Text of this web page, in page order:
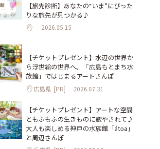
【旅先診断】あなたの“いま”にぴった
りな旅先が見つかる♪
2026.05.15
【チケットプレゼント】水辺の世界か
ら浮世絵の世界へ。「広島もとまち水
族館」ではじまるアートさんぽ
広島県 [PR] 2026.07.31
【チケットプレゼント】アートな空間
ともふもふの生きものに癒やされて♪
大人も楽しめる神戸の水族館「átoa」
と周辺さんぽ